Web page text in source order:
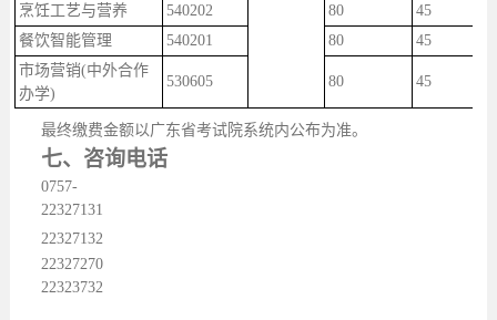
烹饪工艺与营养
540202 80
45
餐饮智能管理
540201 80
45
市场营销(中外合作
办学)
530605 80 45
最终缴费金额以广东省考试院系统内公布为准。
七、咨询电话
0757-
22327131
22327132
22327270
22323732